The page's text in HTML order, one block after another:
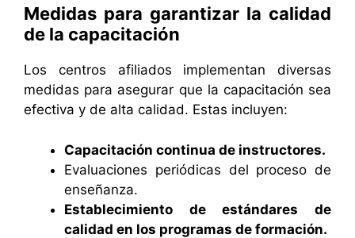
Medidas para garantizar la calidad
de la capacitación
Los centros afiliados implementan diversas
medidas para asegurar que la capacitación sea
efectiva y de alta calidad. Estas incluyen:
Capacitación continua de instructores.
Evaluaciones periódicas del proceso de
enseñanza.
Establecimiento de estándares de
calidad en los programas de formación.